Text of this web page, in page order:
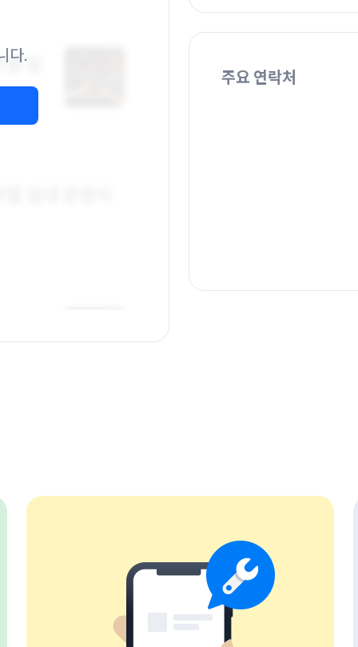
다.
주요 연락처